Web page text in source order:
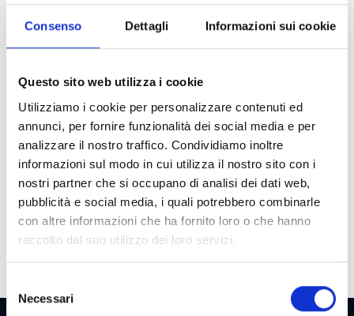
Consenso Dettagli Informazioni sui cookie
Questo sito web utilizza i cookie
Utilizziamo i cookie per personalizzare contenuti ed
annunci, per fornire funzionalità dei social media e per
analizzare il nostro traffico. Condividiamo inoltre
informazioni sul modo in cui utilizza il nostro sito con i
nostri partner che si occupano di analisi dei dati web,
pubblicità e social media, i quali potrebbero combinarle
con altre informazioni che ha fornito loro o che hanno
raccolto dal suo utilizzo dei loro servizi.
delNecessari
Game
1 €
Cycle 30000
Payout 65
Bonuses
Wild X2, Super Nudge, Freespin scatter
prize, Two levels prize pick bonus